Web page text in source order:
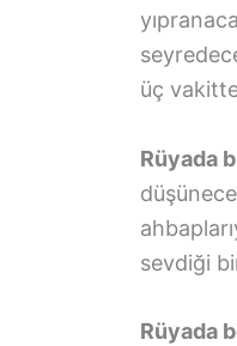
üç
Rüyada
sevdiği
Rüyada